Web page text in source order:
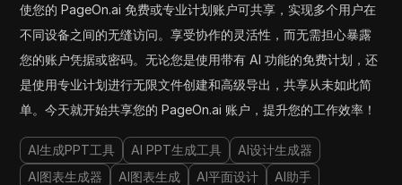
使您的 PageOn.ai 免费或专业计划账户可共享，实现多个用户在
不同设备之间的无缝访问。享受协作的灵活性，而无需担心暴露
您的账户凭据或密码。无论您是使用带有 AI 功能的免费计划，还
是使用专业计划进行无限文件创建和高级导出，共享从未如此简
单。今天就开始共享您的 PageOn.ai 账户，提升您的工作效率！
AI生成PPT工具 AI PPT生成工具
AI设计生成器
AI图表生成器
AI图表生成 AI平面设计
AI助手